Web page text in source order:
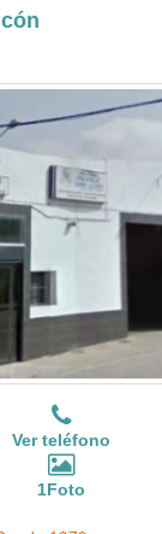
Ver teléfono
1Foto